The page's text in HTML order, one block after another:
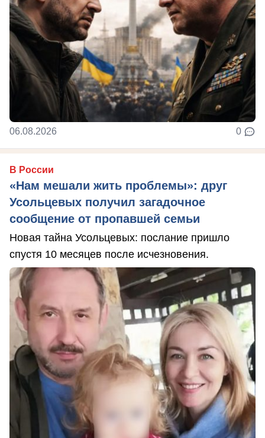
06.08.2026 0
В России
«Нам мешали жить проблемы»: друг
Усольцевых получил загадочное
сообщение от пропавшей семьи
Новая тайна Усольцевых: послание пришло
спустя 10 месяцев после исчезновения.